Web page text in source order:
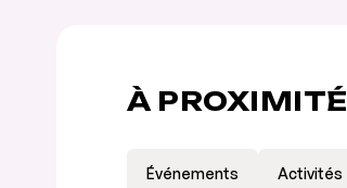
À PROXIMITÉ
Événements Activités